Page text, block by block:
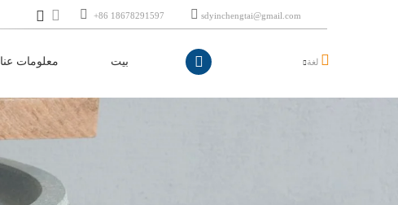
بيت معلومات عنا
sdyinchengtai@gmail.com
+86 18678291597
لغة